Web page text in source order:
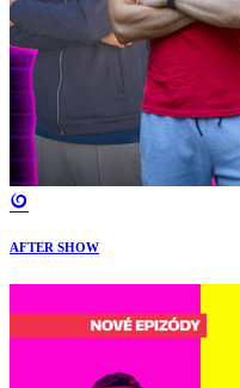
AFTER SHOW